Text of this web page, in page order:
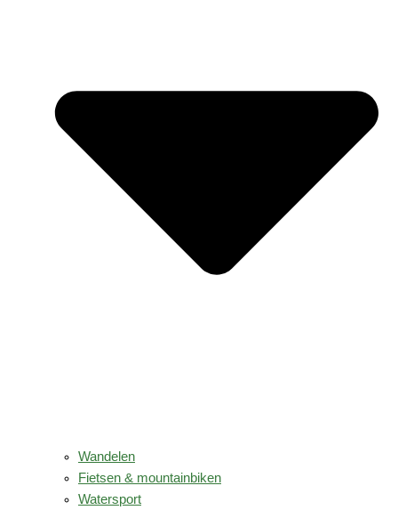
Wandelen
Fietsen & mountainbiken
Watersport